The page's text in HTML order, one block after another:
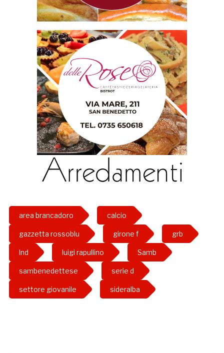
area brancadoro calcio
gazzetta rossoblu girone f grb
lnd luigi rapullino Samb
sambenedettese serie d
settore giovanile sideralba